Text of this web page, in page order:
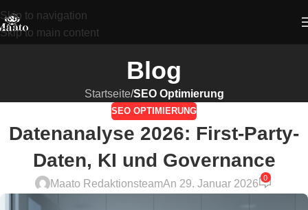
Skip to navigation
Skip to main content
Blog
Startseite/SEO Optimierung
SEO OPTIMIERUNG
Datenanalyse 2026: First-Party-
Daten, KI und Governance
Maato RedaktionsteamAn 29. Januar 2026
0